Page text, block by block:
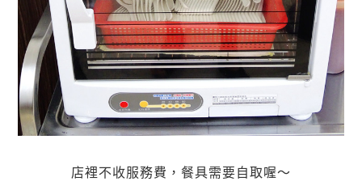
店裡不收服務費，餐具需要自取喔～